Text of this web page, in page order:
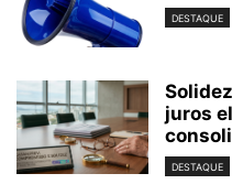
DESTAQUE
juros
DESTAQUE